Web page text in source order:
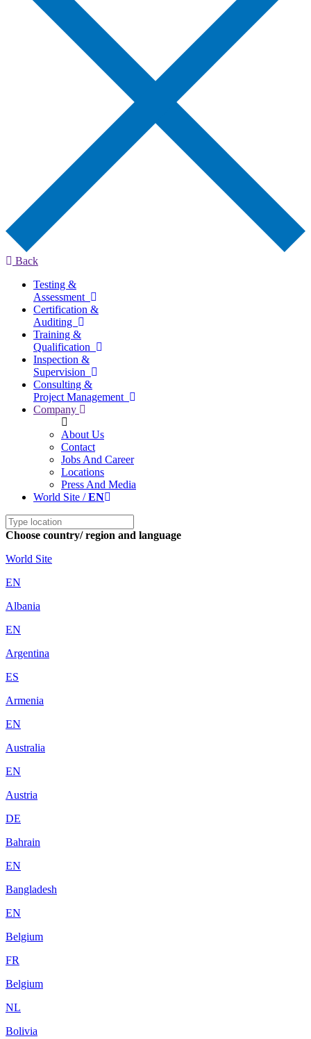
Back
Testing &
Assessment
Certification &
Auditing
Training &
Qualification
Inspection &
Supervision
Consulting &
Project Management
Company
About Us
Contact
Jobs And Career
Locations
Press And Media
World Site /EN
Choose country/ region and language
World Site
EN
Albania
EN
Argentina
ES
Armenia
EN
Australia
EN
Austria
DE
Bahrain
EN
Bangladesh
EN
Belgium
FR
Belgium
NL
Bolivia